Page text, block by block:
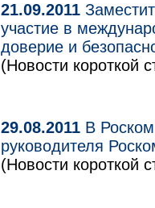
21.09.2011
участие в
доверие и
(Новости короткой
29.08.2011 В
руководителя
(Новости короткой